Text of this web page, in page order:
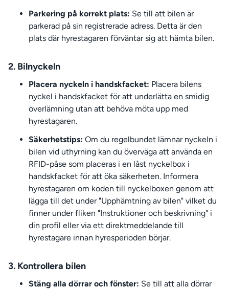
Parkering på korrekt plats: Se till att bilen är
parkerad på sin registrerade adress. Detta är den
plats där hyrestagaren förväntar sig att hämta bilen.
2. Bilnyckeln
Placera nyckeln i handskfacket: Placera bilens
nyckel i handskfacket för att underlätta en smidig
överlämning utan att behöva möta upp med
hyrestagaren.
Säkerhetstips: Om du regelbundet lämnar nyckeln i
bilen vid uthyrning kan du överväga att använda en
RFID-påse som placeras i en låst nyckelbox i
handskfacket för att öka säkerheten. Informera
hyrestagaren om koden till nyckelboxen genom att
lägga till det under "Upphämtning av bilen" vilket du
finner under fliken "Instruktioner och beskrivning" i
din profil eller via ett direktmeddelande till
hyrestagare innan hyresperioden börjar.
3. Kontrollera bilen
Stäng alla dörrar och fönster: Se till att alla dörrar